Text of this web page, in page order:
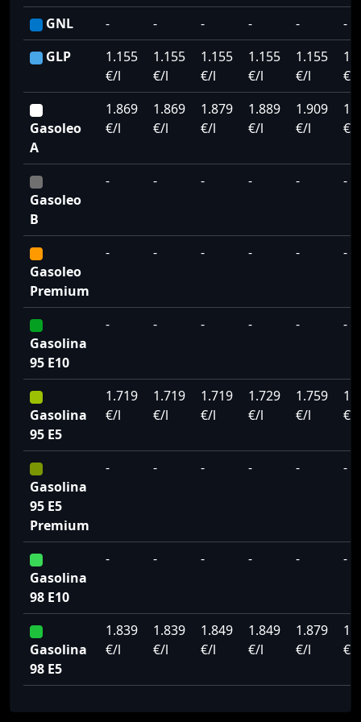
GNL
- - - - -
-
GLP
1.155
€/l
1.155
€/l
1.155
€/l
1.155
€/l
1.155
€/l
€/l
Gasoleo
A
1.869
€/l
1.869
€/l
1.879
€/l
1.889
€/l
1.909
€/l
€/l
Gasoleo
B
- - - - - -
Gasoleo
Premium
- - - - - -
Gasolina
95 E10
- - - - - -
Gasolina
95 E5
1.719
€/l
1.719
€/l
1.719
€/l
1.729
€/l
1.759
€/l
€/l
Gasolina
95 E5
Premium
- - - - - -
Gasolina
98 E10
- - - - - -
Gasolina
98 E5
1.839
€/l
1.839
€/l
1.849
€/l
1.849
€/l
1.879
€/l
€/l